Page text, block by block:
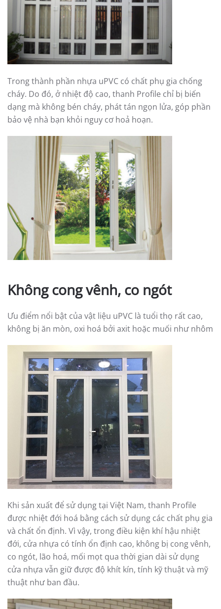
Trong thành phần nhựa uPVC có chất phụ gia chống
cháy. Do đó, ở nhiệt độ cao, thanh Profile chỉ bị biến
dạng mà không bén cháy, phát tán ngọn lửa, góp phần
bảo vệ nhà bạn khỏi nguy cơ hoả hoạn.
Không cong vênh, co ngót
Ưu điểm nổi bật của vật liệu uPVC là tuổi thọ rất cao,
không bị ăn mòn, oxi hoá bởi axit hoặc muối như nhôm
Khi sản xuất để sử dụng tại Việt Nam, thanh Profile
được nhiệt đới hoá bằng cách sử dụng các chất phụ gia
và chất ổn định. Vì vậy, trong điều kiện khí hậu nhiệt
đới, cửa nhựa có tính ổn định cao, không bị cong vênh,
co ngót, lão hoá, mối mọt qua thời gian dài sử dụng
cửa nhựa vẫn giữ được độ khít kín, tính kỹ thuật và mỹ
thuật như ban đầu.